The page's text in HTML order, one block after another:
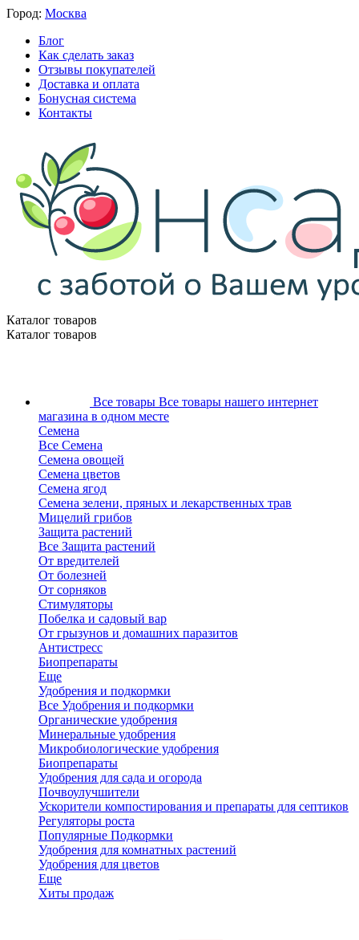
Город: Москва
Блог
Как сделать заказ
Отзывы покупателей
Доставка и оплата
Бонусная система
Контакты
Каталог товаров
Каталог товаров
Все товары Все товары нашего интернет
магазина в одном месте
Семена
Все Семена
Семена овощей
Семена цветов
Семена ягод
Семена зелени, пряных и лекарственных трав
Мицелий грибов
Защита растений
Все Защита растений
От вредителей
От болезней
От сорняков
Стимуляторы
Побелка и садовый вар
От грызунов и домашних паразитов
Антистресс
Биопрепараты
Еще
Удобрения и подкормки
Все Удобрения и подкормки
Органические удобрения
Минеральные удобрения
Микробиологические удобрения
Биопрепараты
Удобрения для сада и огорода
Почвоулучшители
Ускорители компостирования и препараты для септиков
Регуляторы роста
Популярные Подкормки
Удобрения для комнатных растений
Удобрения для цветов
Еще
Хиты продаж